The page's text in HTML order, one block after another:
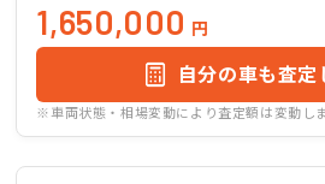
1,650,000 円
自分の車も査定
※車両状態・相場変動により査定額は変動し